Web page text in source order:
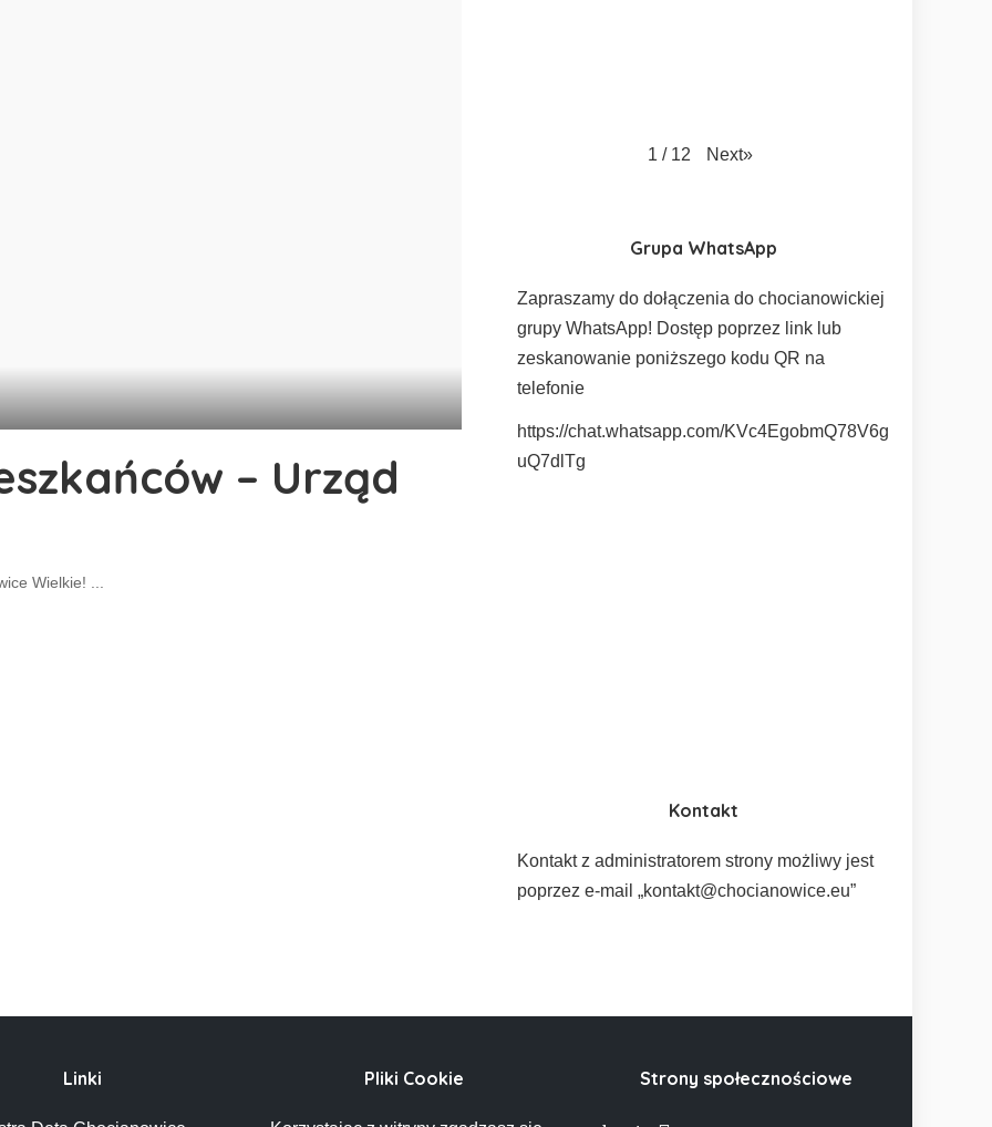
– Urząd
Wielkie!
1 / 12 Next»
Grupa WhatsApp
Zapraszamy do dołączenia do chocianowickiej
grupy WhatsApp! Dostęp poprzez link lub
zeskanowanie poniższego kodu QR na
telefonie
https://chat.whatsapp.com/KVc4EgobmQ78V6g
uQ7dlTg
Kontakt
Kontakt z administratorem strony możliwy jest
poprzez e-mail „kontakt@chocianowice.eu”
Linki Pliki Cookie Strony społecznościowe